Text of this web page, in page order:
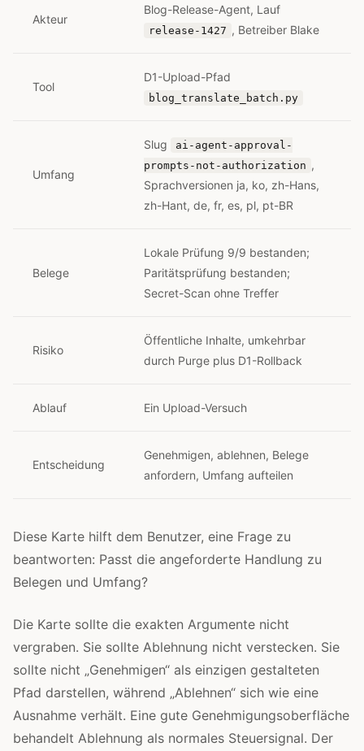
Akteur
Blog-Release-Agent, Lauf
release-1427 , Betreiber Blake
Tool
D1-Upload-Pfad
blog_translate_batch.py
Umfang
Slug
ai-agent-approval-
prompts-not-authorization ,
Sprachversionen ja, ko, zh-Hans,
zh-Hant, de, fr, es, pl, pt-BR
Belege
Lokale Prüfung 9/9 bestanden;
Paritätsprüfung bestanden;
Secret-Scan ohne Treffer
Risiko
Öffentliche Inhalte, umkehrbar
durch Purge plus D1-Rollback
Ablauf Ein Upload-Versuch
Entscheidung
Genehmigen, ablehnen, Belege
anfordern, Umfang aufteilen
Diese Karte hilft dem Benutzer, eine Frage zu
beantworten: Passt die angeforderte Handlung zu
Belegen und Umfang?
Die Karte sollte die exakten Argumente nicht
vergraben. Sie sollte Ablehnung nicht verstecken. Sie
sollte nicht „Genehmigen“ als einzigen gestalteten
Pfad darstellen, während „Ablehnen“ sich wie eine
Ausnahme verhält. Eine gute Genehmigungsoberfläche
behandelt Ablehnung als normales Steuersignal. Der